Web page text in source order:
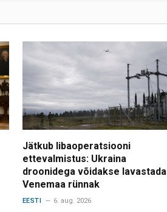
Jätkub libaoperatsiooni
ettevalmistus: Ukraina
droonidega võidakse lavastada
Venemaa rünnak
EESTI 6. aug. 2026